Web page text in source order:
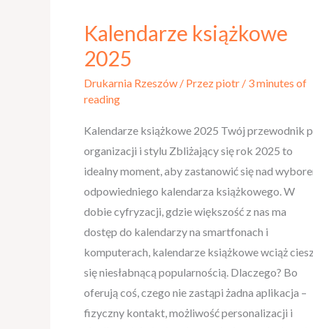
Kalendarze książkowe
2025
Drukarnia Rzeszów / Przezpiotr / 3 minutes of
reading
Kalendarze książkowe 2025 Twój przewodnik
organizacji i stylu Zbliżający się rok 2025 to
idealny moment, aby zastanowić się nad
odpowiedniego kalendarza książkowego. W
dobie cyfryzacji, gdzie większość z nas ma
dostęp do kalendarzy na smartfonach i
komputerach, kalendarze książkowe wciąż
się niesłabnącą popularnością. Dlaczego? Bo
oferują coś, czego nie zastąpi żadna aplikacja –
fizyczny kontakt, możliwość personalizacji i
Kalendarze
książkowe
2025